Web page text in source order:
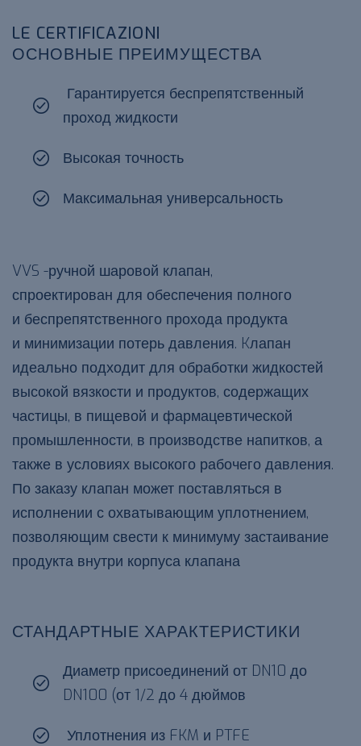
LE CERTIFICAZIONI
ОСНОВНЫЕ ПРЕИМУЩЕСТВА
Гарантируется беспрепятственный
проход жидкости
Высокая точность
Максимальная универсальность
VVS -ручной шаровой клапан,
спроектирован для обеспечения полного
и беспрепятственного прохода продукта
и минимизации потерь давления. Kлапан
идеально подходит для обработки жидкостей
высокой вязкости и продуктов, содержащих
частицы, в пищевой и фармацевтической
промышленности, в производстве напитков, а
также в условиях высокого рабочего давления.
По заказу клапан может поставляться в
исполнении с охватывающим уплотнением,
позволяющим свести к минимуму застаивание
продукта внутри корпуса клапана
СТАНДАРТНЫЕ ХАРАКТЕРИСТИКИ
Диаметр присоединений от DN10 до
DN100 (от 1/2 до 4 дюймов
Уплотнения из FKM и PTFE